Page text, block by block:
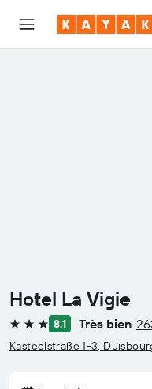
Hotel La Vigie
3 étoiles8,1 Très bien
Kasteelstraße 1-3,